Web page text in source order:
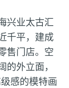
兴业太古汇
千平，建成
售门店。空
外立面，
感的模特画